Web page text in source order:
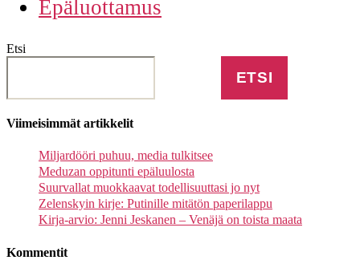
Epäluottamus
Etsi
ETSI
Viimeisimmät artikkelit
Miljardööri puhuu, media tulkitsee
Meduzan oppitunti epäluulosta
Suurvallat muokkaavat todellisuuttasi jo nyt
Zelenskyin kirje: Putinille mitätön paperilappu
Kirja-arvio: Jenni Jeskanen – Venäjä on toista maata
Kommentit